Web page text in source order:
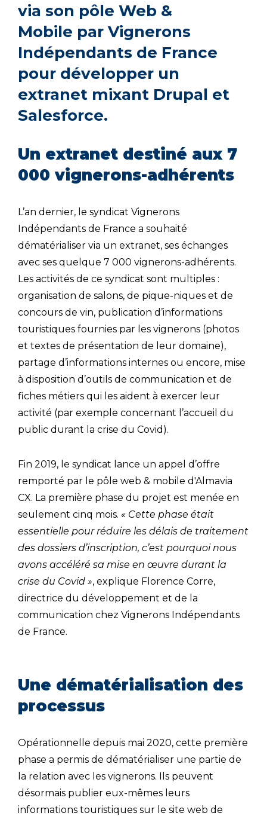
via son pôle Web &
Mobile par Vignerons
Indépendants de France
pour développer un
extranet mixant Drupal et
Salesforce.
Un extranet destiné aux 7
000 vignerons-adhérents
L’an dernier, le syndicat Vignerons
Indépendants de France a souhaité
dématérialiser via un extranet, ses échanges
avec ses quelque 7 000 vignerons-adhérents.
Les activités de ce syndicat sont multiples :
organisation de salons, de pique-niques et de
concours de vin, publication d’informations
touristiques fournies par les vignerons (photos
et textes de présentation de leur domaine),
partage d’informations internes ou encore, mise
à disposition d’outils de communication et de
fiches métiers qui les aident à exercer leur
activité (par exemple concernant l’accueil du
public durant la crise du Covid).
Fin 2019, le syndicat lance un appel d’offre
remporté par le pôle web & mobile d'Almavia
CX. La première phase du projet est menée en
seulement cinq mois. « Cette phase était
essentielle pour réduire les délais de traitement
des dossiers d’inscription, c’est pourquoi nous
avons accéléré sa mise en œuvre durant la
crise du Covid », explique Florence Corre,
directrice du développement et de la
communication chez Vignerons Indépendants
de France.
Une dématérialisation des
processus
Opérationnelle depuis mai 2020, cette première
phase a permis de dématérialiser une partie de
la relation avec les vignerons. Ils peuvent
désormais publier eux-mêmes leurs
informations touristiques sur le site web de